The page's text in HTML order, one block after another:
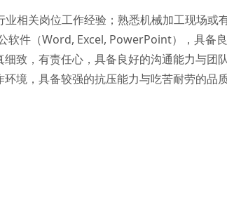
相关岗位工作经验；熟悉机械加工现场或
软件（Word, Excel, PowerPoint），具备良
致，有责任心，具备良好的沟通能力与团队
境，具备较强的抗压能力与吃苦耐劳的品质